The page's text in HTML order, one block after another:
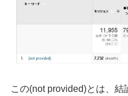
この(not provided)とは、結